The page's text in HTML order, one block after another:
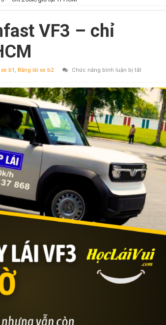
VF3 – chỉ
b1 , Bằng lái xe b2 Chức năng bình luận bị tắtở
tay
lái
Vinfast
VF3
–
chỉ
250k/giờ
TPHCM